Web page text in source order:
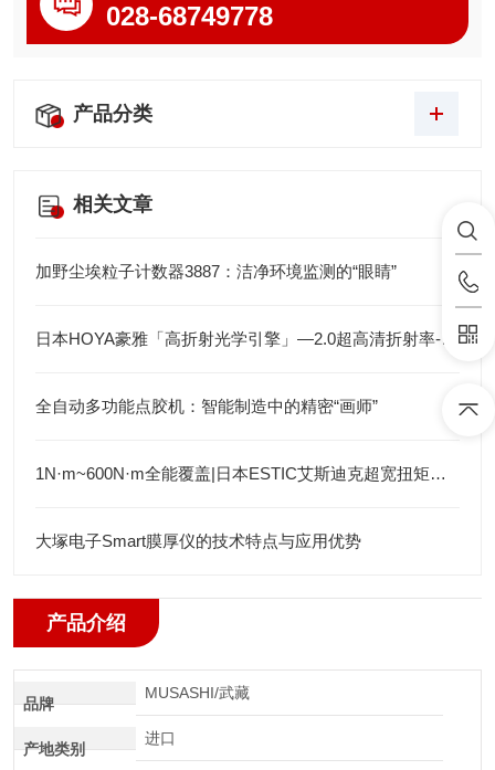
028-68749778
产品分类
相关文章
加野尘埃粒子计数器3887：洁净环境监测的“眼睛”
日本HOYA豪雅「高折射光学引擎」—2.0超高清折射率-总代理藤田光学
全自动多功能点胶机：智能制造中的精密“画师”
1N·m~600N·m全能覆盖|日本ESTIC艾斯迪克超宽扭矩弯头枪
大塚电子Smart膜厚仪的技术特点与应用优势
产品介绍
品牌
MUSASHI/武藏
产地类别
进口